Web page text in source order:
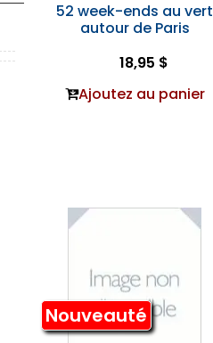
52 week-ends au vert
autour de Paris
18,95 $
Ajoutez au panier
Nouveauté